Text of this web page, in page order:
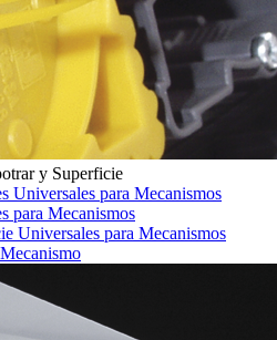
y Superficie
Universales para Mecanismos
para Mecanismos
Universales para Mecanismos